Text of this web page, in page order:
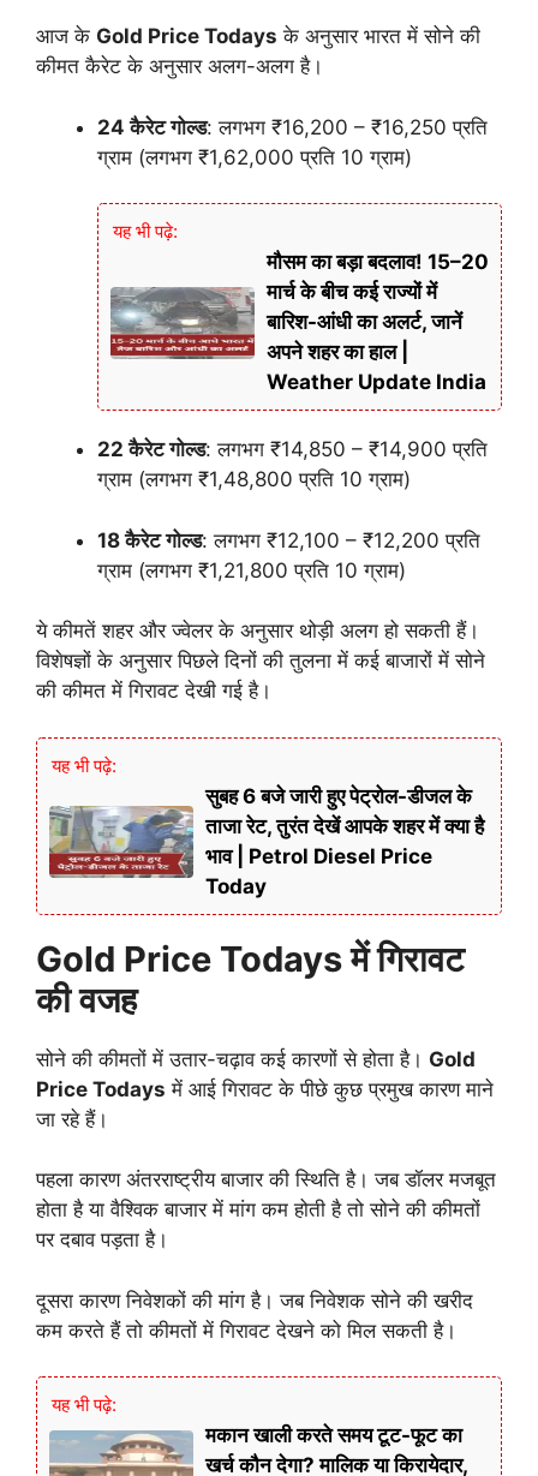
आज के Gold Price Todays के अनुसार भारत में सोने की
कीमत कैरेट के अनुसार अलग-अलग है।
24 कैरेट गोल्ड: लगभग ₹16,200 – ₹16,250 प्रति
ग्राम (लगभग ₹1,62,000 प्रति 10 ग्राम)
यह भी पढ़े:
मौसम का बड़ा बदलाव! 15–20
मार्च के बीच कई राज्यों में
बारिश-आंधी का अलर्ट, जानें
अपने शहर का हाल |
Weather Update India
22 कैरेट गोल्ड: लगभग ₹14,850 – ₹14,900 प्रति
ग्राम (लगभग ₹1,48,800 प्रति 10 ग्राम)
18 कैरेट गोल्ड: लगभग ₹12,100 – ₹12,200 प्रति
ग्राम (लगभग ₹1,21,800 प्रति 10 ग्राम)
ये कीमतें शहर और ज्वेलर के अनुसार थोड़ी अलग हो सकती हैं।
विशेषज्ञों के अनुसार पिछले दिनों की तुलना में कई बाजारों में सोने
की कीमत में गिरावट देखी गई है।
यह भी पढ़े:
सुबह 6 बजे जारी हुए पेट्रोल-डीजल के
ताजा रेट, तुरंत देखें आपके शहर में क्या है
भाव | Petrol Diesel Price
Today
Gold Price Todays में गिरावट
की वजह
सोने की कीमतों में उतार-चढ़ाव कई कारणों से होता है। Gold
Price Todays में आई गिरावट के पीछे कुछ प्रमुख कारण माने
जा रहे हैं।
पहला कारण अंतरराष्ट्रीय बाजार की स्थिति है। जब डॉलर मजबूत
होता है या वैश्विक बाजार में मांग कम होती है तो सोने की कीमतों
पर दबाव पड़ता है।
दूसरा कारण निवेशकों की मांग है। जब निवेशक सोने की खरीद
कम करते हैं तो कीमतों में गिरावट देखने को मिल सकती है।
यह भी पढ़े:
मकान खाली करते समय टूट-फूट का
खर्च कौन देगा? मालिक या किरायेदार,